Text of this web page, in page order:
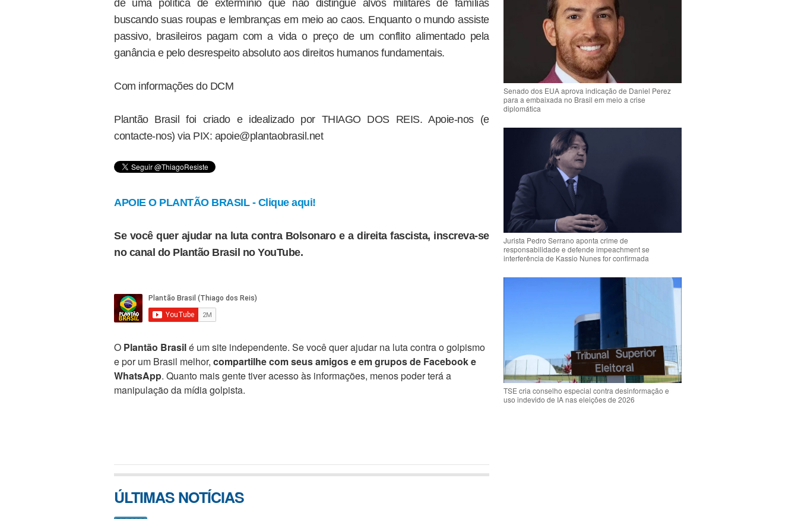
de uma política de extermínio que não distingue alvos militares de famílias
buscando suas roupas e lembranças em meio ao caos. Enquanto o mundo assiste
passivo, brasileiros pagam com a vida o preço de um conflito alimentado pela
ganância e pelo desrespeito absoluto aos direitos humanos fundamentais.
Com informações do DCM
Plantão Brasil foi criado e idealizado por THIAGO DOS REIS. Apoie-nos (e
contacte-nos) via PIX: apoie@plantaobrasil.net
APOIE O PLANTÃO BRASIL - Clique aqui!
Se você quer ajudar na luta contra Bolsonaro e a direita fascista, inscreva-se
no canal do Plantão Brasil no YouTube.
O Plantão Brasilé um site independente. Se você quer ajudar na luta contra o golpismo
e por um Brasil melhor, compartilhe com seus amigos e em grupos de Facebook e
WhatsApp. Quanto mais gente tiver acesso às informações, menos poder terá a
manipulação da mídia golpista.
ÚLTIMAS NOTÍCIAS
Senado dos EUA aprova indicação de Daniel Perez
para a embaixada no Brasil em meio a crise
diplomática
Jurista Pedro Serrano aponta crime de
responsabilidade e defende impeachment se
interferência de Kassio Nunes for confirmada
TSE cria conselho especial contra desinformação e
uso indevido de IA nas eleições de 2026